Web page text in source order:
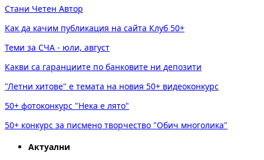
Стани Четен Автор
Как да качим публикация на сайта Клуб 50+
Теми за СЧА - юли, август
Какви са гаранциите по банковите ни депозити
"Летни хитове" е темата на новия 50+ видеоконкурс
50+ фотоконкурс "Нека е лято"
50+ конкурс за писмено творчество "Обич многолика"
Актуални